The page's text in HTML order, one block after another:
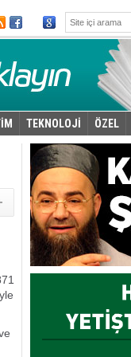
TEKNOLOJİ ÖZEL